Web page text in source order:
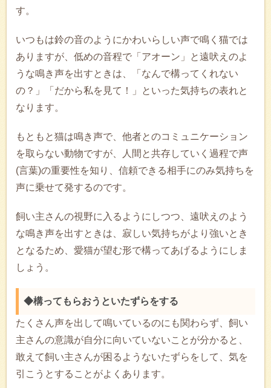
す。
いつもは鈴の音のようにかわいらしい声で鳴く猫では
ありますが、低めの音程で「アオーン」と遠吠えのよ
うな鳴き声を出すときは、「なんで構ってくれない
の？」「だから私を見て！」といった気持ちの表れと
なります。
もともと猫は鳴き声で、他者とのコミュニケーション
を取らない動物ですが、人間と共存していく過程で声
(言葉)の重要性を知り、信頼できる相手にのみ気持ちを
声に乗せて発するのです。
飼い主さんの視野に入るようにしつつ、遠吠えのよう
な鳴き声を出すときは、寂しい気持ちがより強いとき
となるため、愛猫が望む形で構ってあげるようにしま
しょう。
◆構ってもらおうといたずらをする
たくさん声を出して鳴いているのにも関わらず、飼い
主さんの意識が自分に向いていないことが分かると、
敢えて飼い主さんが困るようないたずらをして、気を
引こうとすることがよくあります。